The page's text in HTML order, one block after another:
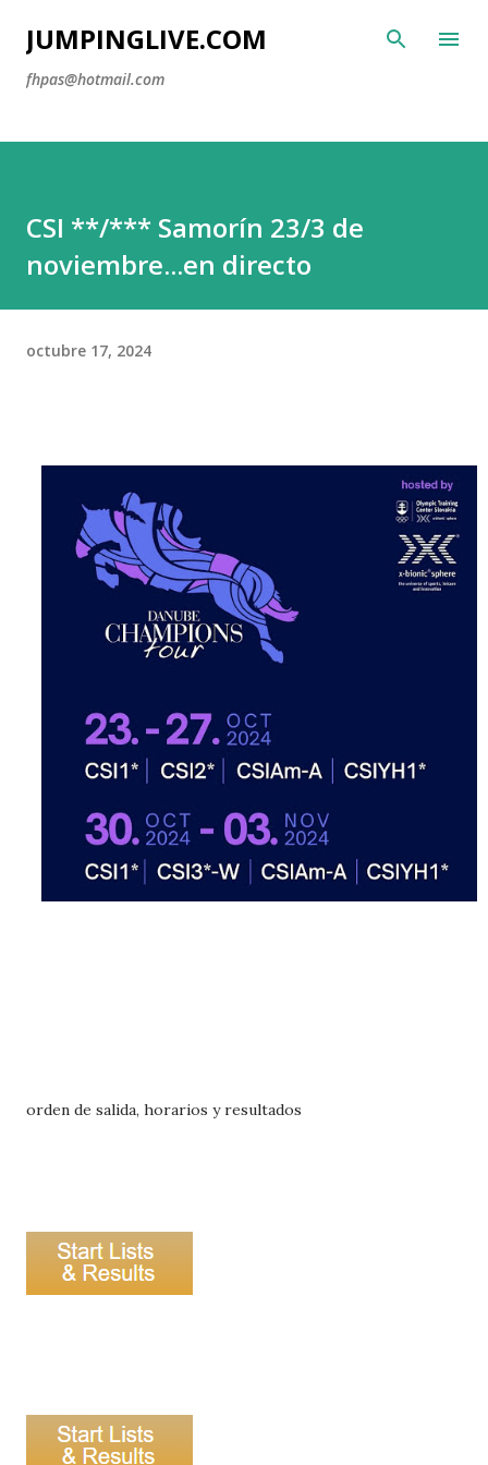
Ir al contenido principal
JUMPINGLIVE.COM
fhpas@hotmail.com
CSI **/*** Samorín 23/3 de
noviembre...en directo
octubre 17, 2024
orden de salida, horarios y resultados